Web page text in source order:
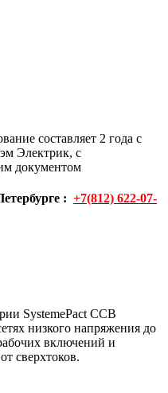
составляет 2 года с
Электрик, с
документом
: +7(812) 622-07-
SystemePact CCB
низкого напряжения до
включений и
сверхтоков.